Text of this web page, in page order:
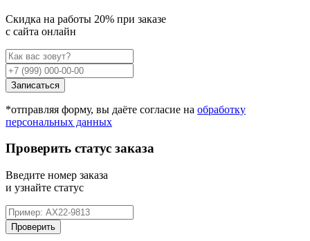
Cкидка на работы 20% при заказе
с сайта онлайн
Записаться
*отправляя форму, вы даёте согласие на обработку
персональных данных
Проверить статус заказа
Введите номер заказа
и узнайте статус
Проверить